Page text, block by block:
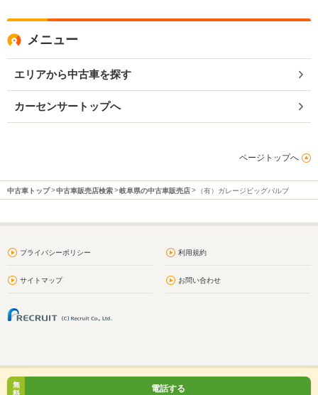
メニュー
エリアから中古車を探す
カーセンサートップへ
ページトップへ
中古車トップ 中古車販売店検索 岐阜県の中古車販売店 （有）ガレージビッグバルブ
プライバシーポリシー 利用規約
サイトマップ お問い合わせ
無
料
電話する